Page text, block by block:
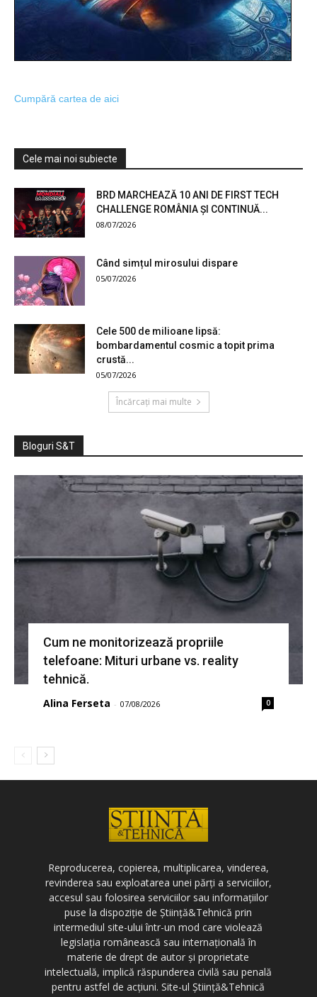
Cumpără cartea de aici
Cele mai noi subiecte
BRD MARCHEAZĂ 10 ANI DE FIRST TECH
CHALLENGE ROMÂNIA ȘI CONTINUĂ...
08/07/2026
Când simțul mirosului dispare
05/07/2026
Cele 500 de milioane lipsă:
bombardamentul cosmic a topit prima
crustă...
05/07/2026
Încărcați mai multe
Bloguri S&T
Cum ne monitorizează propriile
telefoane: Mituri urbane vs. reality
tehnică.
Alina Ferseta - 07/08/2026 0
Reproducerea, copierea, multiplicarea, vinderea,
revinderea sau exploatarea unei părți a serviciilor,
accesul sau folosirea serviciilor sau informațiilor
puse la dispoziție de Știință&Tehnică prin
intermediul site-ului într-un mod care violează
legislația românească sau internațională în
materie de drept de autor și proprietate
intelectuală, implică răspunderea civilă sau penală
pentru astfel de acțiuni. Site-ul Știință&Tehnică